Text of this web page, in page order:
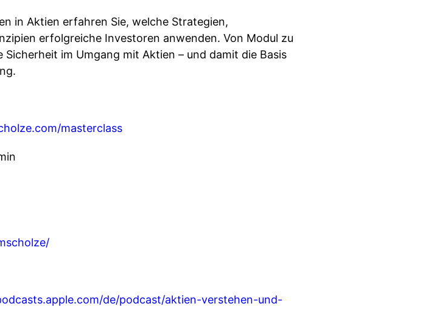
in Aktien erfahren Sie, welche Strategien,
erfolgreiche Investoren anwenden. Von Modul zu
im Umgang mit Aktien – und damit die Basis
masterclass
de/podcast/aktien-verstehen-und-